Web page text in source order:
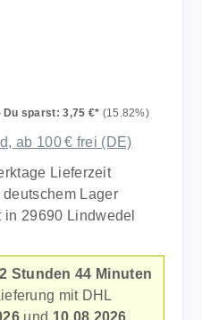
Du sparst: 3,75 €* (15.82%)
ab 100 € frei (DE)
Lieferzeit
Lager
29690 Lindwedel
2 Stunden 44 Minuten
mit DHL
und 10.08.2026.